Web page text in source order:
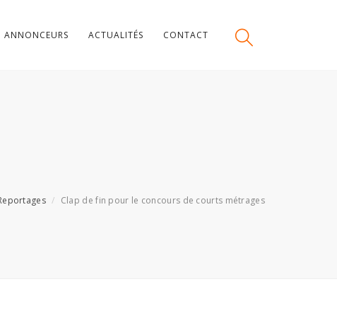
ANNONCEURS ACTUALITÉS CONTACT
Clap de fin pour le concours de courts métrages